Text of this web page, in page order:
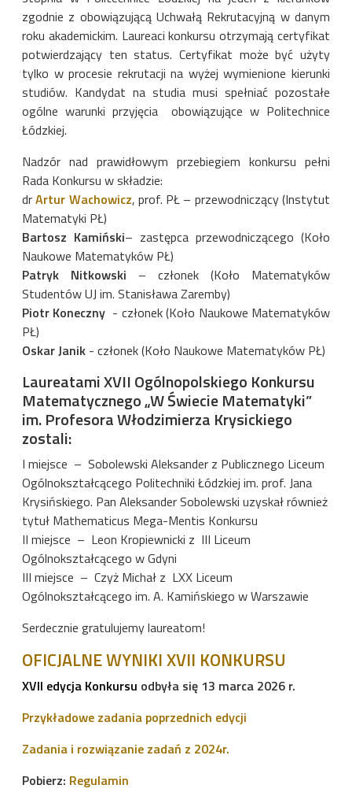
zgodnie z obowiązującą Uchwałą Rekrutacyjną w danym
roku akademickim. Laureaci konkursu otrzymają certyfikat
potwierdzający ten status. Certyfikat może być użyty
tylko w procesie rekrutacji na wyżej wymienione kierunki
studiów. Kandydat na studia musi spełniać pozostałe
ogólne warunki przyjęcia obowiązujące w Politechnice
Łódzkiej.
Nadzór nad prawidłowym przebiegiem konkursu pełni
Rada Konkursu w składzie:
drArtur Wachowicz, prof. PŁ – przewodniczący (Instytut
Matematyki PŁ)
Bartosz Kamiński– zastępca przewodniczącego (Koło
Naukowe Matematyków PŁ)
Patryk Nitkowski – członek (Koło Matematyków
Studentów UJ im. Stanisława Zaremby)
Piotr Koneczny - członek (Koło Naukowe Matematyków
PŁ)
Oskar Janik - członek (Koło Naukowe Matematyków PŁ)
Laureatami XVII Ogólnopolskiego Konkursu
Matematycznego „W Świecie Matematyki”
im. Profesora Włodzimierza Krysickiego
zostali:
I miejsce – Sobolewski Aleksander z Publicznego Liceum
Ogólnokształcącego Politechniki Łódzkiej im. prof. Jana
Krysińskiego. Pan Aleksander Sobolewski uzyskał również
tytuł Mathematicus Mega-Mentis Konkursu
II miejsce – Leon Kropiewnicki z III Liceum
Ogólnokształcącego w Gdyni
III miejsce – Czyż Michał z LXX Liceum
Ogólnokształcącego im. A. Kamińskiego w Warszawie
Serdecznie gratulujemy laureatom!
OFICJALNE WYNIKI XVII KONKURSU
XVII edycja Konkursu odbyła się 13 marca 2026 r.
Przykładowe zadania poprzednich edycji
Zadania i rozwiązanie zadań z 2024r.
Pobierz: Regulamin